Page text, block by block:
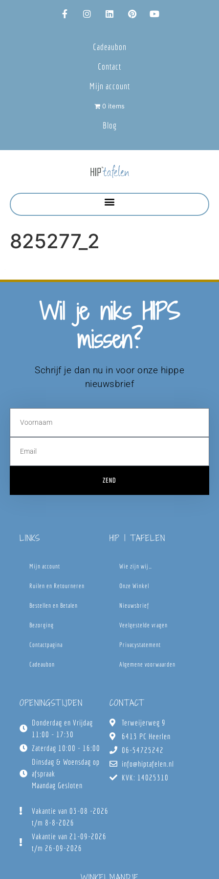
Cadeaubon
Contact
Mijn account
0 items
Blog
825277_2
Wil je niks HIPS
missen?
Schrijf je dan nu in voor onze hippe
nieuwsbrief
ZEND
LINKS
Mijn account
Ruilen en Retourneren
Bestellen en Betalen
Bezorging
Contactpagina
Cadeaubon
HIP | TAFELEN
Wie zijn wij…
Onze Winkel
Nieuwsbrief
Veelgestelde vragen
Privacystatement
Algemene voorwaarden
OPENINGSTIJDEN
Donderdag en Vrijdag
11:00 - 17:30
Zaterdag 10:00 - 16:00
Dinsdag & Woensdag op
afspraak
Maandag Gesloten
Vakantie van 03-08 -2026
t/m 8-8-2026
Vakantie van 21-09-2026
t/m 26-09-2026
CONTACT
Terweijerweg 9
6413 PC Heerlen
06-54725242
info@hiptafelen.nl
KVK: 14025310